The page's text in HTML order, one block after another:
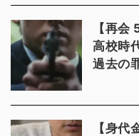
【再会
高校時
過去の
【身代